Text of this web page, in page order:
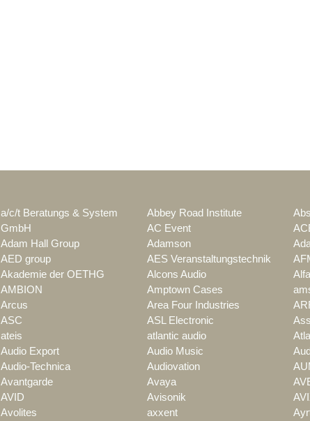
a/c/t Beratungs & System
GmbH
Abbey Road Institute
AC Event
Adam Hall Group Adamson
AED group AES Veranstaltungstechnik
Akademie der OETHG Alcons Audio
AMBION Amptown Cases
Arcus Area Four Industries
ASC ASL Electronic
ateis atlantic audio
Audio Export Audio Music
Audio-Technica Audiovation
Avantgarde Avaya
AVID Avisonik
Avolites axxent